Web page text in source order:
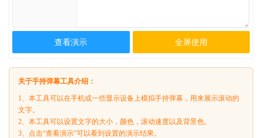
查看演示 全屏使用
关于手持弹幕工具介绍：
1、本工具可以在手机或一些显示设备上模拟手持弹幕，用来展示滚动的
文字。
2、本工具可以设置文字的大小，颜色，滚动速度以及背景色。
3、点击“查看演示”可以看到设置的演示结果。